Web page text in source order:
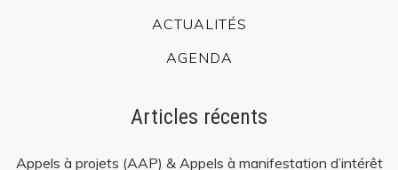
ACTUALITÉS
AGENDA
Articles récents
Appels à projets (AAP) & Appels à manifestation d’intérêt